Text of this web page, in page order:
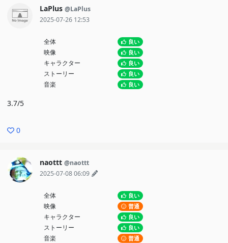
LaPlus @LaPlus
2025-07-26 12:53
全体 良い
映像 良い
キャラクター 良い
ストーリー 良い
音楽 良い
3.7/5
0
naottt @naottt
2025-07-08 06:09
全体 良い
映像 普通
キャラクター 良い
ストーリー 良い
音楽 普通